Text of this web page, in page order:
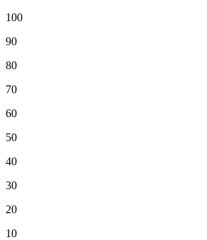
100
90
80
70
60
50
40
30
20
10